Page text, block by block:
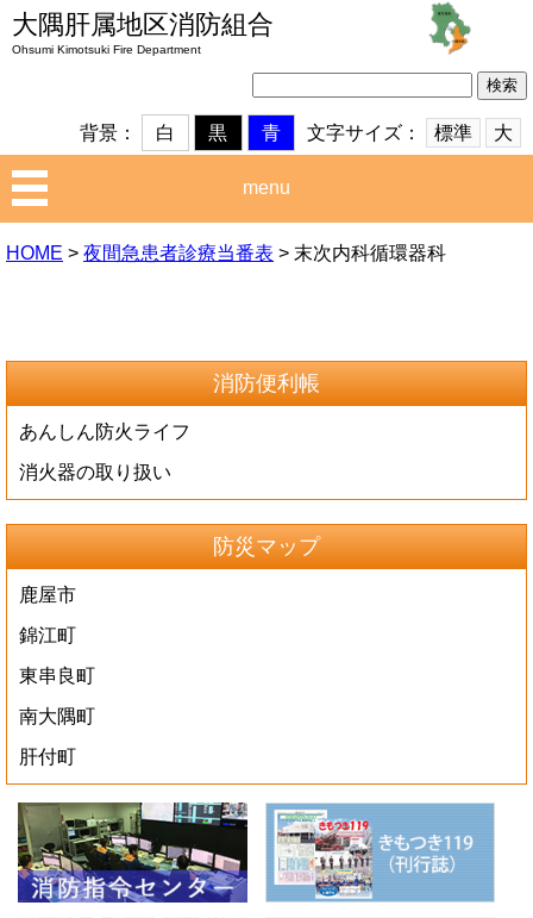
大隅肝属地区消防組合
Ohsumi Kimotsuki Fire Department
検
索:
文字サイズ：
標準 大
背景： 白 黒 青
menu
HOME > 夜間急患者診療当番表 > 末次内科循環器科
消防便利帳
あんしん防火ライフ
消火器の取り扱い
防災マップ
鹿屋市
錦江町
東串良町
南大隅町
肝付町